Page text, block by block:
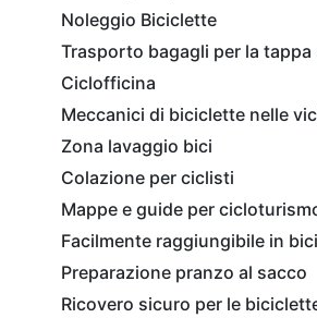
Noleggio Biciclette
Trasporto bagagli per la
Ciclofficina
Meccanici di biciclette nelle
Zona lavaggio bici
Colazione per ciclisti
Mappe e guide per
Facilmente raggiungibile in bici
Preparazione pranzo al sacco
Ricovero sicuro per le